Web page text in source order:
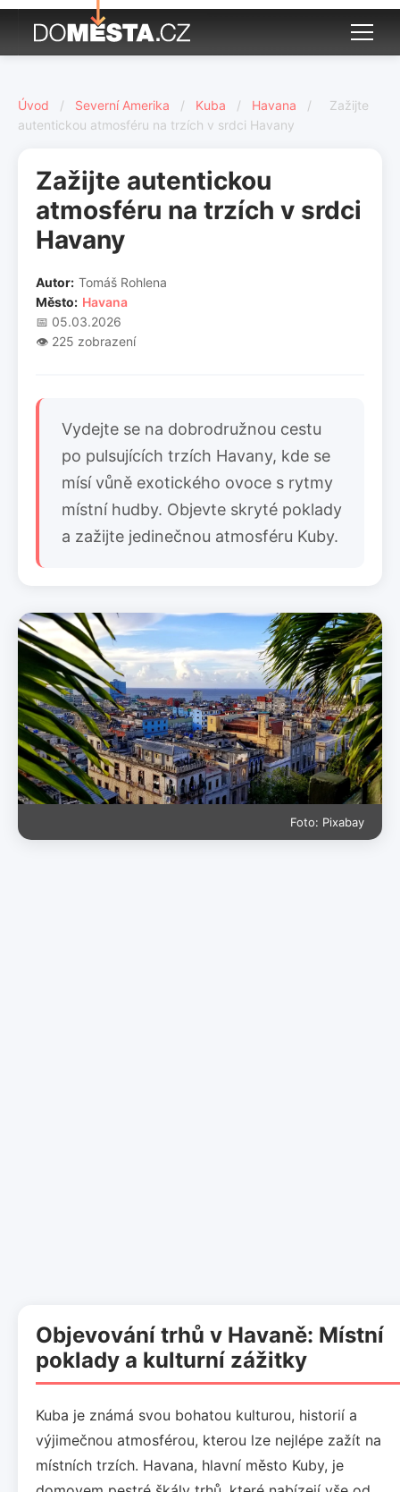
Úvod / Severní Amerika / Kuba / Havana /
Zažijte
autentickou atmosféru na trzích v srdci Havany
Zažijte autentickou
atmosféru na trzích v srdci
Havany
Autor: Tomáš Rohlena
Město: Havana
📅 05.03.2026
👁️ 225 zobrazení
Vydejte se na dobrodružnou cestu
po pulsujících trzích Havany, kde se
mísí vůně exotického ovoce s rytmy
místní hudby. Objevte skryté poklady
a zažijte jedinečnou atmosféru Kuby.
Foto: Pixabay
Objevování trhů v Havaně: Místní
poklady a kulturní zážitky
Kuba je známá svou bohatou kulturou, historií a
výjimečnou atmosférou, kterou lze nejlépe zažít na
místních trzích. Havana, hlavní město Kuby, je